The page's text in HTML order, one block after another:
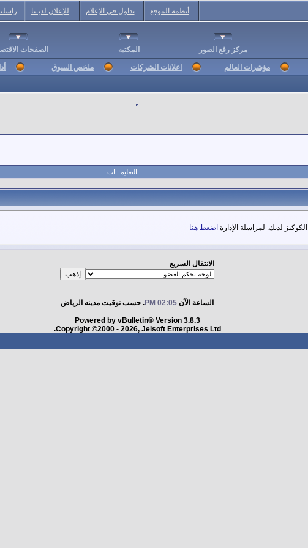
أنظمة الموقع تداول في الإعلام للإعلان لديـنا
مركز رفع الصور المكتبه الصفحات
مؤشرات العالم اعلانات الشركات ملخص السوق
التعليمـــات
لديك. لمراسلة الإدارة اضغط هنا
الانتقال السريع
الساعة الآن 02:05 PM . حسب توقيت مدينه الرياض
Powered by vBulletin® Version 3.8.3
Copyright ©2000 - 2026, Jelsoft Enterprises Ltd.